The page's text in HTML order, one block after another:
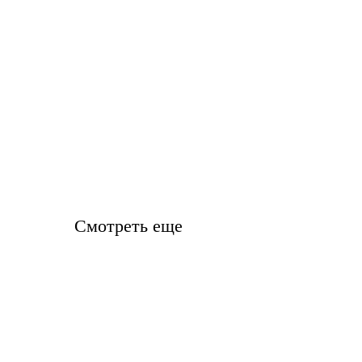
Смотреть еще